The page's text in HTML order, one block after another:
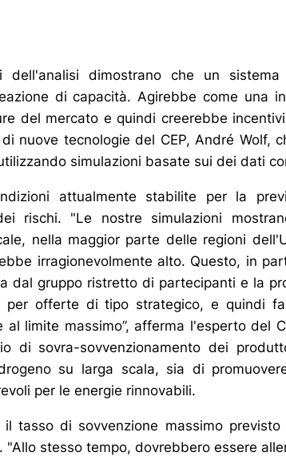
dell'analisi dimostrano che un
di capacità. Agirebbe come una
del mercato e quindi creerebbe
nuove tecnologie del CEP, André Wolf,
simulazioni basate sui dei dati
attualmente stabilite per la
rischi. "Le nostre simulazioni
nella maggior parte delle regioni
irragionevolmente alto. Questo, in
dal gruppo ristretto di partecipanti e la
per offerte di tipo strategico, e quindi
limite massimo”, afferma l'esperto del
di sovra-sovvenzionamento dei
su larga scala, sia di
per le energie rinnovabili.
tasso di sovvenzione massimo previsto
stesso tempo, dovrebbero essere